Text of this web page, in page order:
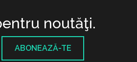
noutăţi.
ABONEAZĂ-TE